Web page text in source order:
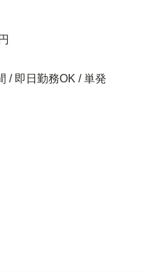
/ 即日勤務OK / 単発